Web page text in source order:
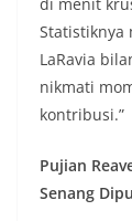
Statistiknya
LaRavia
nikmati
kontribusi.”
Pujian
Senang